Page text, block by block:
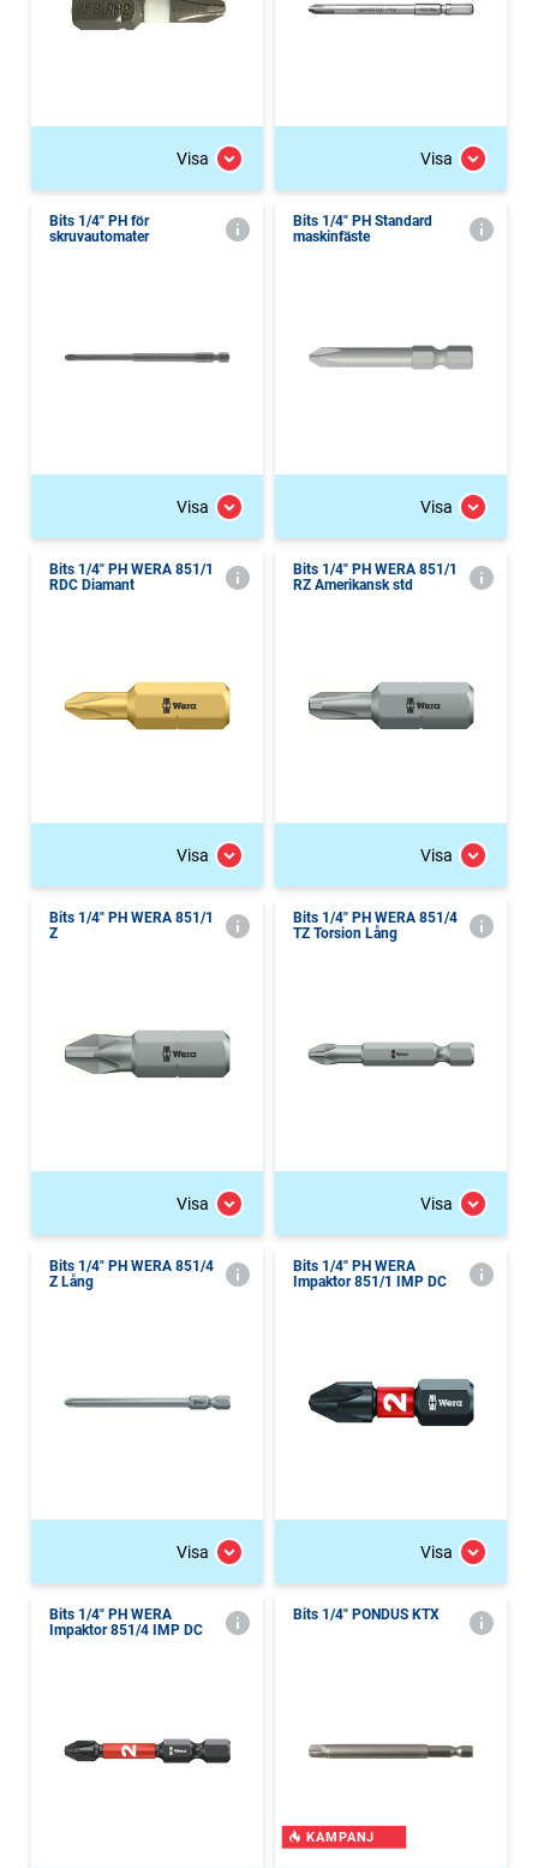
Visa Visa
Bits 1/4" PH för
skruvautomater
Visa
Bits 1/4" PH Standard
maskinfäste
Visa
Bits 1/4" PH WERA 851/1
RDC Diamant
Visa
Bits 1/4" PH WERA 851/1
RZ Amerikansk std
Visa
Bits 1/4" PH WERA 851/1
Z
Visa
Bits 1/4" PH WERA 851/4
TZ Torsion Lång
Visa
Bits 1/4" PH WERA 851/4
Z Lång
Visa
Bits 1/4" PH WERA
Impaktor 851/1 IMP DC
Visa
Bits 1/4" PH WERA
Impaktor 851/4 IMP DC
Bits 1/4" PONDUS KTX
KAMPANJ